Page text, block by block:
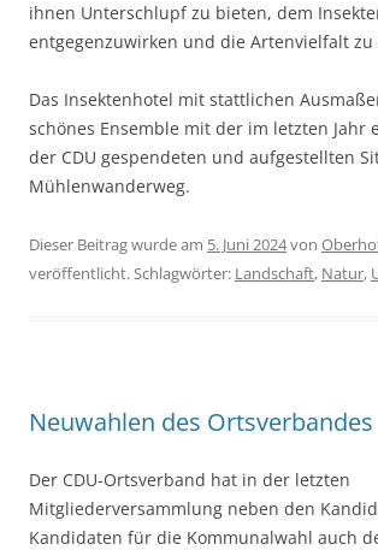
ihnen Unterschlupf zu bieten, dem
entgegenzuwirken und die Artenvielfalt zu
Das Insektenhotel mit stattlichen
schönes Ensemble mit der im letzten Jahr
der CDU gespendeten und aufgestellten
Mühlenwanderweg.
Dieser Beitrag wurde am 5. Juni 2024von
veröffentlicht. Schlagwörter: Landschaft, Natur,
Neuwahlen des Ortsverbandes
Der CDU-Ortsverband hat in der letzten
Mitgliederversammlung neben den
Kandidaten für die Kommunalwahl auch